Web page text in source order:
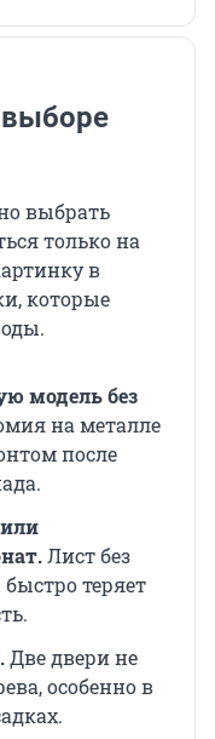
выбрать
только на
в
которые
модель без
на металле
после
Лист без
теряет
Две двери не
особенно в